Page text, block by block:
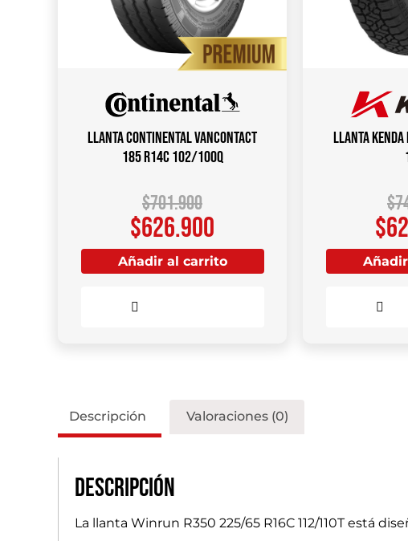
Llanta CONTINENTAL VANCONTACT
185 R14C 102/100Q
$701.900
$626.900
Añadir al carrito
Llanta
$
$
Descripción Valoraciones (0)
Descripción
La llanta Winrun R350 225/65 R16C 112/110T está